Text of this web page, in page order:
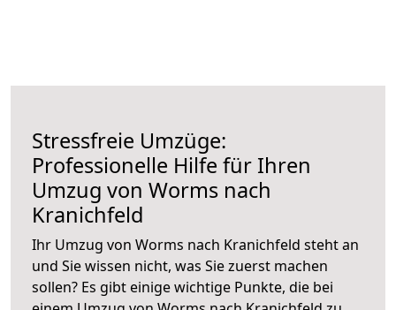
Stressfreie Umzüge:
Professionelle Hilfe für Ihren
Umzug von Worms nach
Kranichfeld
Ihr Umzug von Worms nach Kranichfeld steht an
und Sie wissen nicht, was Sie zuerst machen
sollen? Es gibt einige wichtige Punkte, die bei